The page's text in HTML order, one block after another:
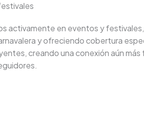
activamente en eventos y
y ofreciendo cobertura
creando una conexión aún